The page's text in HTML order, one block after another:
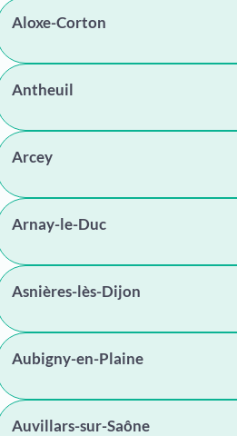
Aloxe-Corton
Antheuil
Arcey
Arnay-le-Duc
Asnières-lès-Dijon
Aubigny-en-Plaine
Auvillars-sur-Saône